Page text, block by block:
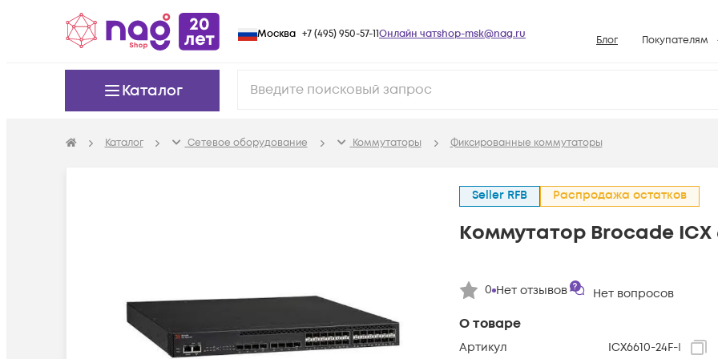
Москва +7 (495) 950-57-11Онлайн чатshop-msk@nag.ru Блог Покупателям
Возврат товара
Вопросы и
Каталог
Каталог Сетевое оборудование Коммутаторы Фиксированные коммутаторы
О товаре
Артикул
ICX6610-24F-I
Seller RFB Распродажа остатков
Коммутатор Brocade ICX
0 Нет отзывов Нет вопросов